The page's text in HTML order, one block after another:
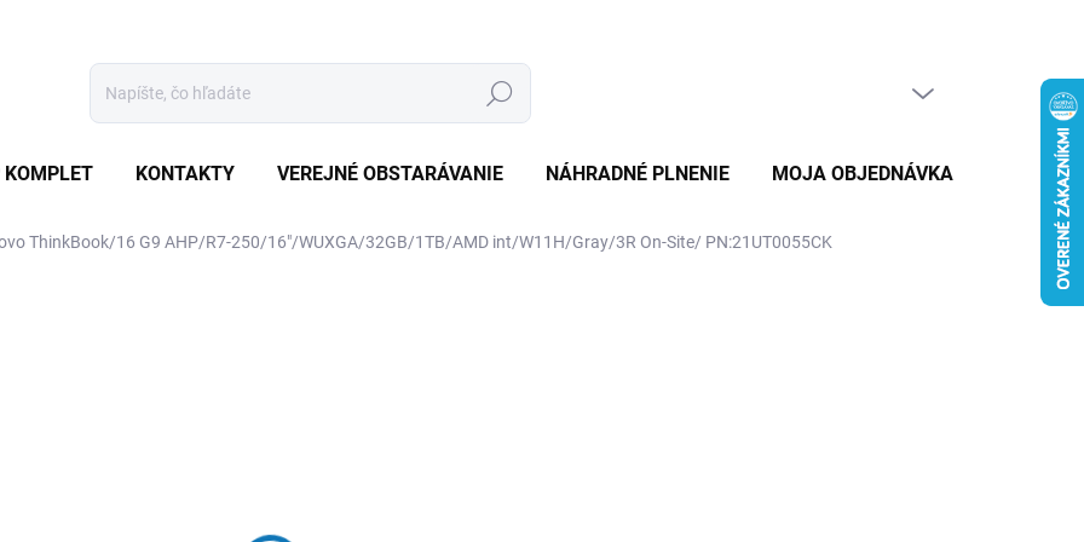
Hľadať
KOMPLET KONTAKTY VEREJNÉ OBSTARÁVANIE NÁHRADNÉ PLNENIE MOJA OBJEDNÁVKA ZNAČKY
ThinkBook/16 G9 AHP/R7-250/16"/WUXGA/32GB/1TB/AMD int/W11H/Gray/3R On-Site/ PN:21UT0055CK